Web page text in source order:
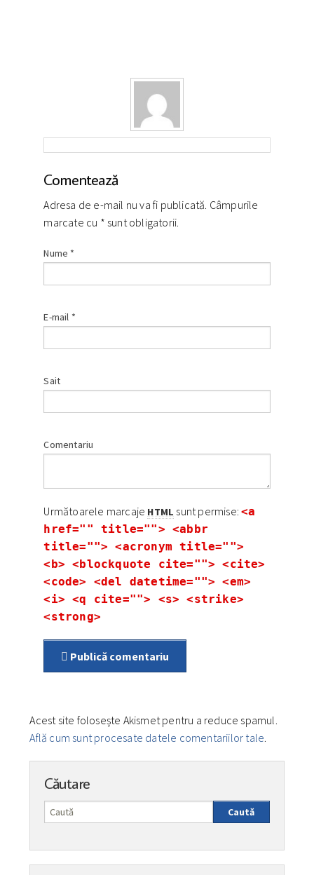
Comentează
Adresa de e-mail nu va fi publicată. Câmpurile
marcate cu * sunt obligatorii.
Nume *
E-mail *
Sait
Comentariu
Următoarele marcaje HTML sunt permise:<a
href="" title=""> <abbr
title=""> <acronym title="">
<b> <blockquote cite=""> <cite>
<code> <del datetime=""> <em>
<i> <q cite=""> <s> <strike>
<strong>
Publică comentariu
Acest site folosește Akismet pentru a reduce spamul.
Află cum sunt procesate datele comentariilor tale.
Căutare
Caută